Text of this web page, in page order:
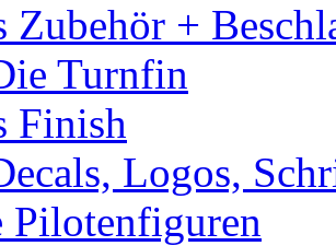
Zubehör +
Turnfin
Finish
Logos,
Pilotenfiguren